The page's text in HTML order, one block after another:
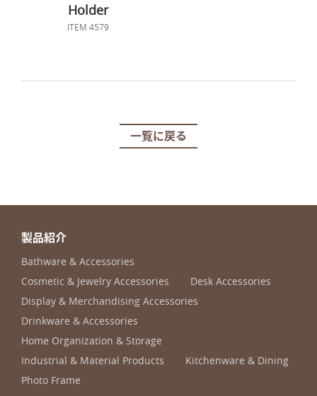
Holder
ITEM 4579
一覧に戻る
製品紹介
Bathware & Accessories
Cosmetic & Jewelry Accessories
Desk Accessories
Display & Merchandising Accessories
Drinkware & Accessories
Home Organization & Storage
Industrial & Material Products
Kitchenware & Dining
Photo Frame